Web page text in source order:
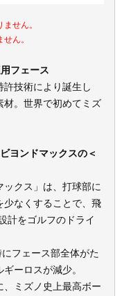
せん。
ん。
フェース
技術により誕生し
材。世界で初めてミズ
ヨンドマックスの＜
ックス」は、打球部に
少なくすることで、飛
計をゴルフのドライ
フェース部全体がた
ーロスが減少。
、ミズノ史上最高ボー